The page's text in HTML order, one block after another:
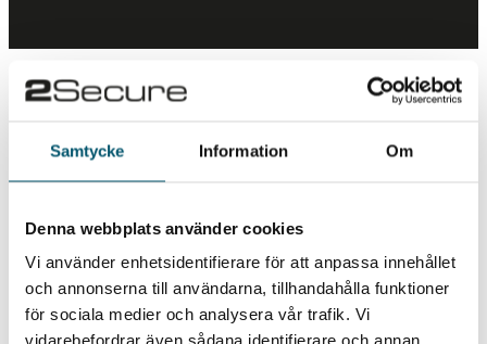
Samtycke Information Om
Denna webbplats använder cookies
Vi använder enhetsidentifierare för att anpassa innehållet
och annonserna till användarna, tillhandahålla funktioner
för sociala medier och analysera vår trafik. Vi
vidarebefordrar även sådana identifierare och annan
Report – Middle East Security
Update
Please fill in the information below, and we will email
you our report.